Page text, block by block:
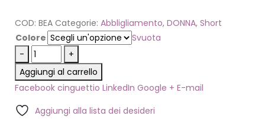
COD: BEA Categorie: Abbligliamento, DONNA, Short
Colore
Svuota
-
+
Aggiungi al carrello
Facebook cinguettio LinkedIn Google + E-mail
Aggiungi alla lista dei desideri